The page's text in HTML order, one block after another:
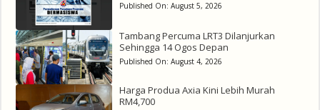
Published On: August 5, 2026
Tambang Percuma LRT3 Dilanjurkan
Sehingga 14 Ogos Depan
Published On: August 4, 2026
Harga Produa Axia Kini Lebih Murah
RM4,700